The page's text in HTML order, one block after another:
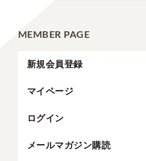
MEMBER PAGE
新規会員登録
マイページ
ログイン
メールマガジン購読